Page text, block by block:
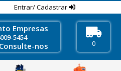
Entrar/ Cadastrar
Empresas
5454
nos 0